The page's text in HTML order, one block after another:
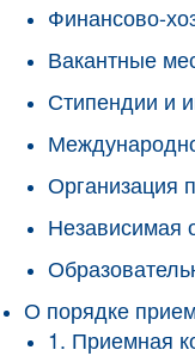
Финансово-
Вакантные
Стипендии и
Организация
Независимая
О порядке
1. Приемная